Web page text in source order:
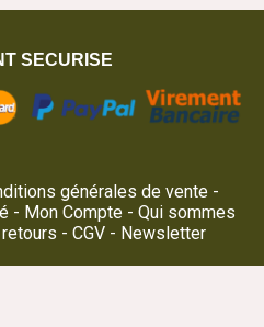
SECURISE
générales de vente
Mon Compte
Qui sommes
CGV Newsletter